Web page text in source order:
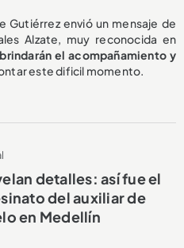
Gutiérrez envió un mensaje de
Alzate, muy reconocida en
el acompañamiento y
este dificil momento.
detalles: así fue el
del auxiliar de
en Medellín